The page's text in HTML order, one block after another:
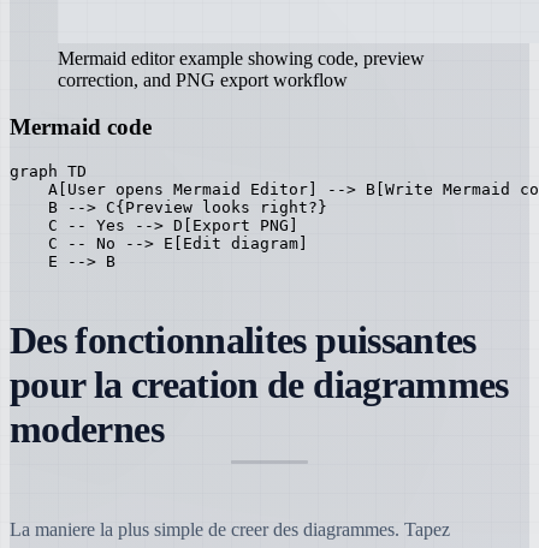
Mermaid editor example showing code, preview
correction, and PNG export workflow
Mermaid code
graph TD
A[User opens Mermaid Editor] --> B[Write Mermaid
    B --> C{Preview looks right?}
    C -- Yes --> D[Export PNG]
    C -- No --> E[Edit diagram]
    E --> B
Des fonctionnalites puissantes
pour la creation de diagrammes
modernes
La maniere la plus simple de creer des diagrammes. Tapez